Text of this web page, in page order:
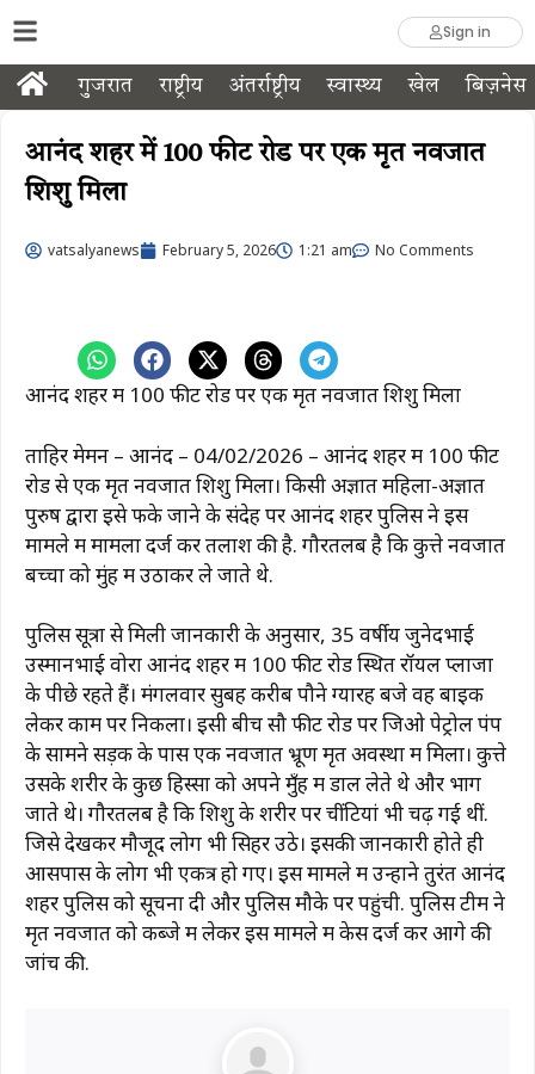
Sign in
गुजरात राष्ट्रीय अंतर्राष्ट्रीय स्वास्थ्य खेल बिज़नेस
आनंद शहर में 100 फीट रोड पर एक मृत नवजात
शिशु मिला
vatsalyanews February 5, 2026 1:21 am No Comments
आनंद शहर में 100 फीट रोड पर एक मृत नवजात शिशु मिला
ताहिर मेमन – आनंद – 04/02/2026 – आनंद शहर में 100 फीट
रोड से एक मृत नवजात शिशु मिला। किसी अज्ञात महिला-अज्ञात
पुरुष द्वारा इसे फेंके जाने के संदेह पर आनंद शहर पुलिस ने इस
मामले में मामला दर्ज कर तलाश की है. गौरतलब है कि कुत्ते नवजात
बच्चों को मुंह में उठाकर ले जाते थे.
पुलिस सूत्रों से मिली जानकारी के अनुसार, 35 वर्षीय जुनेदभाई
उस्मानभाई वोरा आनंद शहर में 100 फीट रोड स्थित रॉयल प्लाजा
के पीछे रहते हैं। मंगलवार सुबह करीब पौने ग्यारह बजे वह बाइक
लेकर काम पर निकला। इसी बीच सौ फीट रोड पर जिओ पेट्रोल पंप
के सामने सड़क के पास एक नवजात भ्रूण मृत अवस्था में मिला। कुत्ते
उसके शरीर के कुछ हिस्सों को अपने मुँह में डाल लेते थे और भाग
जाते थे। गौरतलब है कि शिशु के शरीर पर चींटियां भी चढ़ गई थीं.
जिसे देखकर मौजूद लोग भी सिहर उठे। इसकी जानकारी होते ही
आसपास के लोग भी एकत्र हो गए। इस मामले में उन्होंने तुरंत आनंद
शहर पुलिस को सूचना दी और पुलिस मौके पर पहुंची. पुलिस टीम ने
मृत नवजात को कब्जे में लेकर इस मामले में केस दर्ज कर आगे की
जांच की.